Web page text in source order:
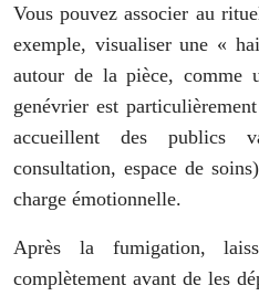
Vous pouvez associer au
exemple, visualiser une «
autour de la pièce, comme
genévrier est
accueillent des publics
consultation, espace de
charge émotionnelle.
Après la fumigation,
complètement avant de les